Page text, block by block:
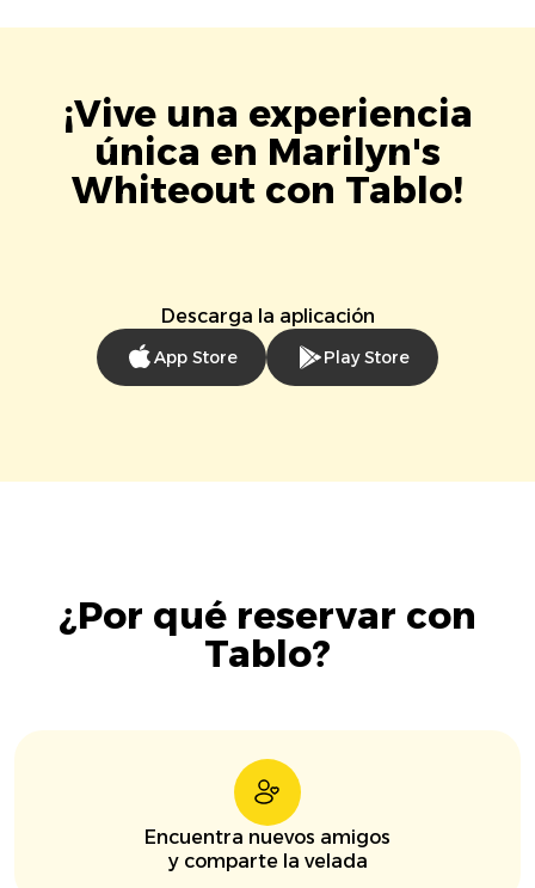
¡Vive una experiencia
única en Marilyn's
Whiteout con Tablo!
Descarga la aplicación
App Store Play Store
¿Por qué reservar con
Tablo?
Encuentra nuevos amigos
y comparte la velada